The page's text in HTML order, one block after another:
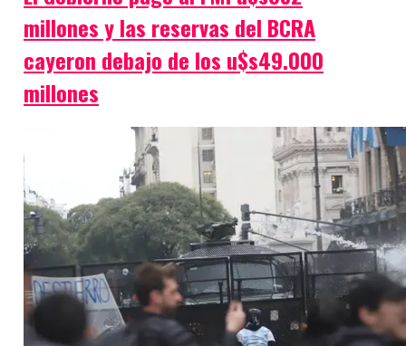
millones y las reservas del BCRA
cayeron debajo de los u$s49.000
millones